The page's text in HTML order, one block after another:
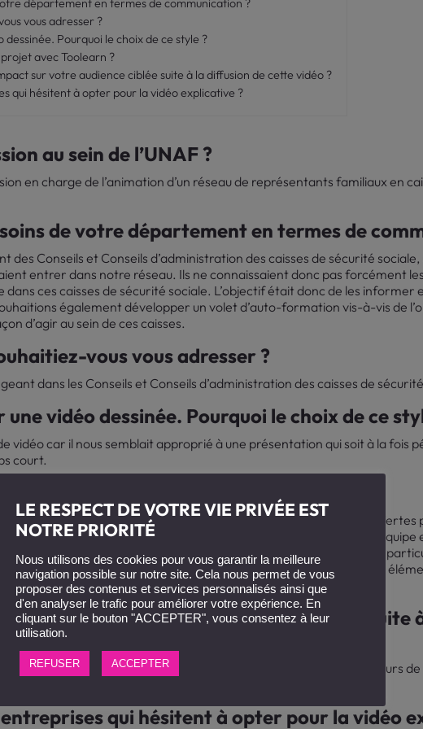
vous adresser ?
dessinée. Pourquoi le choix de ce style ?
avec Toolearn ?
sur votre audience ciblée suite à la diffusion de cette vidéo ?
qui hésitent à opter pour la vidéo explicative ?
au sein de l’UNAF ?
en charge de l’animation d’un réseau de représentants familiaux en
de votre département en termes de
des Conseils et Conseils d’administration des caisses de sécurité
entrer dans notre réseau. Ils ne connaissaient donc pas forcément
ces caisses de sécurité sociale. L’objectif était donc de les informer
également développer un volet d’auto-formation vis-à-vis de
d’agir au sein de ces caisses.
vous vous adresser ?
dans les Conseils et Conseils d’administration des caisses de
vidéo dessinée. Pourquoi le choix de ce
vidéo car il nous semblait approprié à une présentation qui soit à la fois
court.
Nous avons apprécié tant la présentation initiale des possibilités offertes
que les contacts et conseils avisés que nous avons pu avoir avec
Merci à elle pour sa réactivité, et pour avoir tenu nos délais
les scénarios ont été particulièrement fluides, ce qui a été un
l’impact sur votre audience ciblée suite
ci a été présentée à l’ensemble des Présidents et des Directeurs
qui hésitent à opter pour la vidéo
LE RESPECT DE VOTRE VIE PRIVÉE EST
NOTRE PRIORITÉ
Nous utilisons des cookies pour vous garantir la meilleure
navigation possible sur notre site. Cela nous permet de vous
proposer des contenus et services personnalisés ainsi que
d'en analyser le trafic pour améliorer votre expérience. En
cliquant sur le bouton "ACCEPTER", vous consentez à leur
utilisation.
REFUSER ACCEPTER